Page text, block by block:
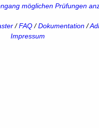
möglichen Prüfungen
/FAQ/Dokumentation/
Impressum